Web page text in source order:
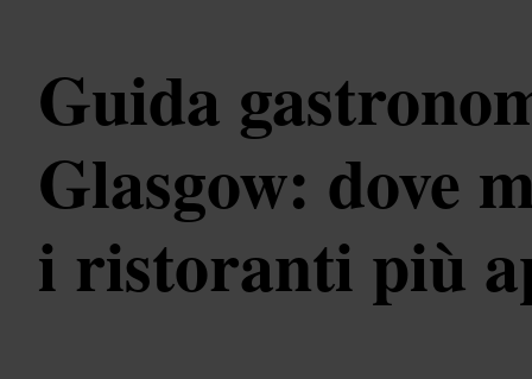
Guida
Glasgow: dove
i ristoranti più